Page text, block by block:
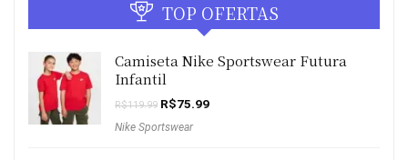
TOP OFERTAS
Camiseta Nike Sportswear Futura
Infantil
R$119.99 O
original
R$75.99O
Nike Sportswear